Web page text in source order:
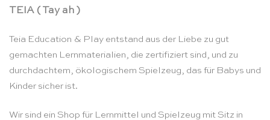
TEIA ( Tay ah )
Teia Education & Play entstand aus der Liebe zu gut
gemachten Lernmaterialien, die zertifiziert sind, und zu
durchdachtem, ökologischem Spielzeug, das für Babys und
Kinder sicher ist.
Wir sind ein Shop für Lernmittel und Spielzeug mit Sitz in